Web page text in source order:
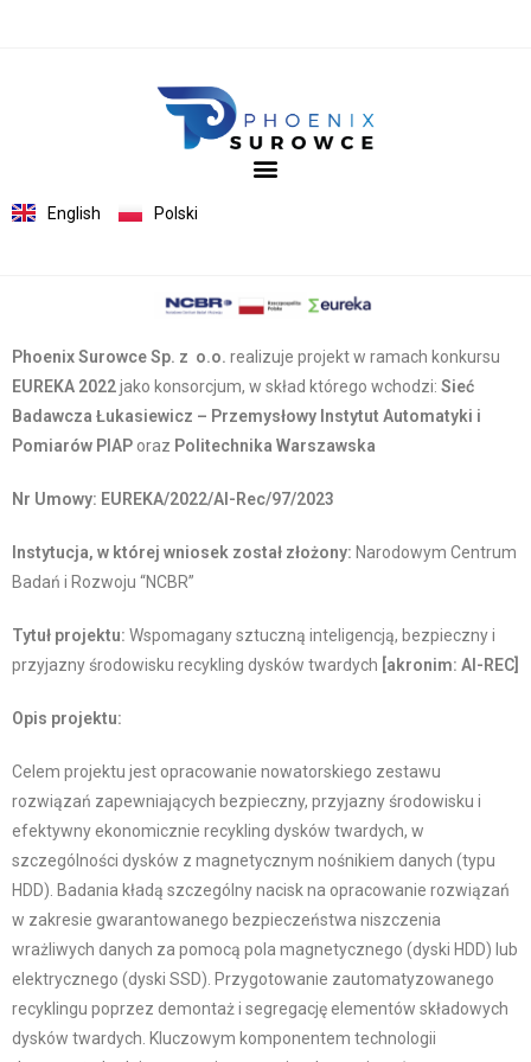
English Polski
Phoenix Surowce Sp. z o.o. realizuje projekt w ramach konkursu
EUREKA 2022jako konsorcjum, w skład którego wchodzi: Sieć
Badawcza Łukasiewicz – Przemysłowy Instytut Automatyki i
Pomiarów PIAP oraz Politechnika Warszawska
Nr Umowy: EUREKA/2022/AI-Rec/97/2023
Instytucja, w której wniosek został złożony: Narodowym Centrum
Badań i Rozwoju “NCBR”
Tytuł projektu: Wspomagany sztuczną inteligencją, bezpieczny i
przyjazny środowisku recykling dysków twardych [akronim: AI-REC]
Opis projektu:
Celem projektu jest opracowanie nowatorskiego zestawu
rozwiązań zapewniających bezpieczny, przyjazny środowisku i
efektywny ekonomicznie recykling dysków twardych, w
szczególności dysków z magnetycznym nośnikiem danych (typu
HDD). Badania kładą szczególny nacisk na opracowanie rozwiązań
w zakresie gwarantowanego bezpieczeństwa niszczenia
wrażliwych danych za pomocą pola magnetycznego (dyski HDD) lub
elektrycznego (dyski SSD). Przygotowanie zautomatyzowanego
recyklingu poprzez demontaż i segregację elementów składowych
dysków twardych. Kluczowym komponentem technologii